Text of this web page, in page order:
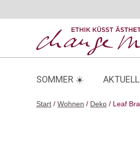
SOMMER ☀️
Start / Wohnen / Deko / Leaf